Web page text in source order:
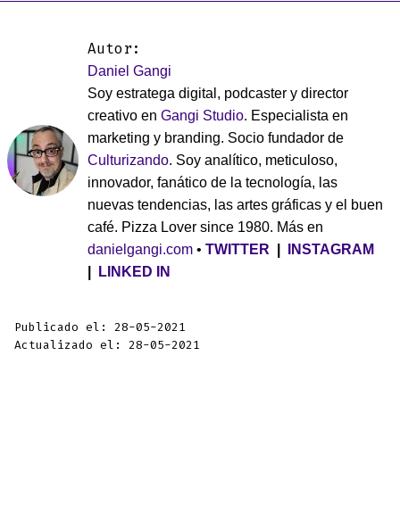
Autor:
Daniel Gangi
Soy estratega digital, podcaster y director
creativo en Gangi Studio. Especialista en
marketing y branding. Socio fundador de
Culturizando. Soy analítico, meticuloso,
innovador, fanático de la tecnología, las
nuevas tendencias, las artes gráficas y el buen
café. Pizza Lover since 1980. Más en
danielgangi.com • TWITTER
INSTAGRAM
LINKED IN
Publicado el: 28-05-2021
Actualizado el: 28-05-2021